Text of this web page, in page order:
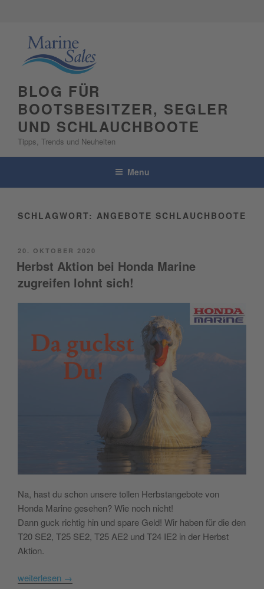
BLOG FÜR
BOOTSBESITZER, SEGLER
UND SCHLAUCHBOOTE
Tipps, Trends und Neuheiten
Menu
SCHLAGWORT: ANGEBOTE SCHLAUCHBOOTE
POSTED
ON
20. OKTOBER 2020
Herbst Aktion bei Honda Marine
zugreifen lohnt sich!
Na, hast du schon unsere tollen Herbstangebote von
Honda Marine gesehen? Wie noch nicht!
Dann guck richtig hin und spare Geld! Wir haben für die den
T20 SE2, T25 SE2, T25 AE2 und T24 IE2 in der Herbst
Aktion.
weiterlesen →